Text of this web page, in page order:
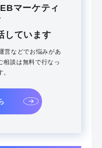
マーケティ
しています
営などでお悩みがあ
相談は無料で行なっ